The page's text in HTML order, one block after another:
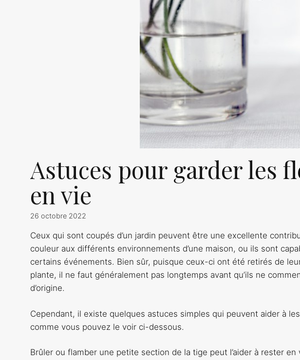
Astuces pour garder les
en vie
26 octobre 2022
Ceux qui sont coupés d’un jardin peuvent être une excellente
couleur aux différents environnements d’une maison, ou ils sont
certains événements. Bien sûr, puisque ceux-ci ont été retirés de
plante, il ne faut généralement pas longtemps avant qu’ils ne
d’origine.
Cependant, il existe quelques astuces simples qui peuvent aider à
comme vous pouvez le voir ci-dessous.
Brûler ou flamber une petite section de la tige peut l’aider à rester